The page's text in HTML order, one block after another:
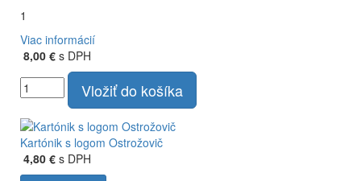
1
Viac informácií
8,00 € s DPH
Vložiť do košíka
Kartónik s logom Ostrožovič
4,80 € s DPH